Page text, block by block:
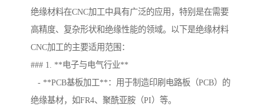
绝缘材料在CNC加工中具有广泛的应用，特别是在需要
高精度、复杂形状和绝缘性能的领域。以下是绝缘材料
CNC加工的主要适用范围：
### 1. **电子与电气行业**
- **PCB基板加工**：用于制造印刷电路板（PCB）的
绝缘基材，如FR4、聚酰亚胺（PI）等。